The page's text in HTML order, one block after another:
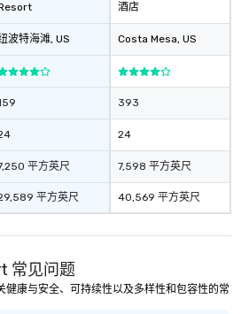
波特海滩, US
平方英尺
平方英尺
酒店
Costa Mesa, US
393
24
7,598 平方英尺
40,569 平方英尺
常见问题
健康与安全、可持续性以及多样性和包容性的常